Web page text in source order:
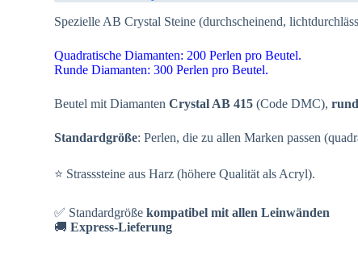
Spezielle AB Crystal Steine (durchscheinend,
Quadratische Diamanten: 200 Perlen pro Beutel.
Runde Diamanten: 300 Perlen pro Beutel.
Beutel mit DiamantenCrystal AB 415 (Code DMC),
Standardgröße: Perlen, die zu allen Marken passen
⭐ Strasssteine aus Harz (höhere Qualität als Acryl).
✅ Standardgrößekompatibel mit allen Leinwänden
🚚Express-Lieferung